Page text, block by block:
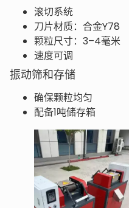
滚切系统
刀片材质：合金Y78
颗粒尺寸：3–4毫米
速度可调
振动筛和存储
确保颗粒均匀
配备1吨储存箱